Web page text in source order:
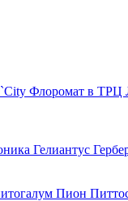
Флоромат в ТРЦ
Гелиантус
Пион